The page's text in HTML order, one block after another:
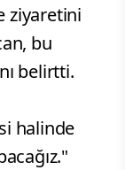
ziyaretini
bu
belirtti.
halinde